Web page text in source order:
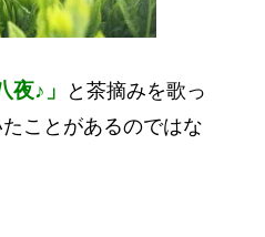
夜♪」
と茶摘みを歌っ
ことがあるのではな